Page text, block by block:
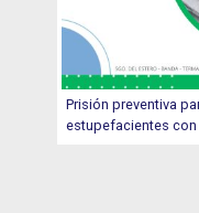
Prisión preventiva
estupefacientes